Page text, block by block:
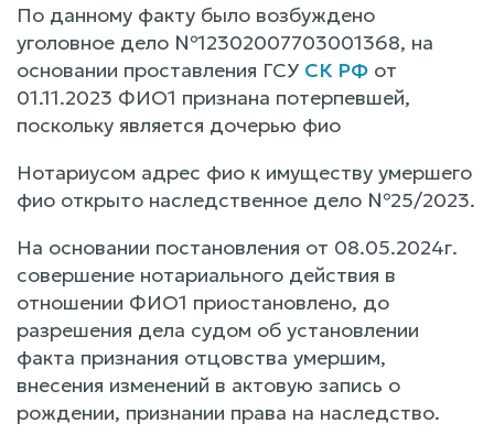
По данному факту было возбуждено
уголовное дело №12302007703001368, на
основании проставления ГСУ СК РФ от
01.11.2023 ФИО1 признана потерпевшей,
поскольку является дочерью фио
Нотариусом адрес фио к имуществу умершего
фио открыто наследственное дело №25/2023.
На основании постановления от 08.05.2024г.
совершение нотариального действия в
отношении ФИО1 приостановлено, до
разрешения дела судом об установлении
факта признания отцовства умершим,
внесения изменений в актовую запись о
рождении, признании права на наследство.